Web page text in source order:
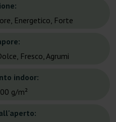
Energetico, Forte
Fresco, Agrumi
indoor:
g/m²